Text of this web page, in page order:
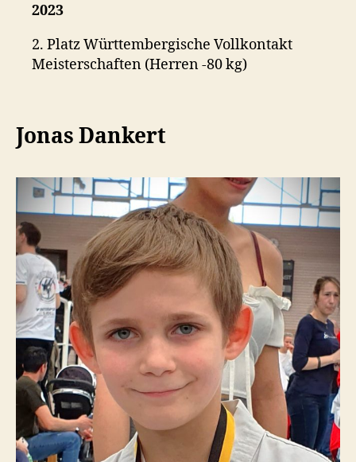
2023
2. Platz Württembergische Vollkontakt
Meisterschaften (Herren -80 kg)
Jonas Dankert